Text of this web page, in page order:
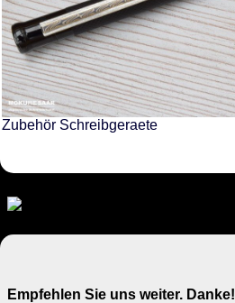
Zubehör Schreibgeraete
Empfehlen Sie uns weiter. Danke!